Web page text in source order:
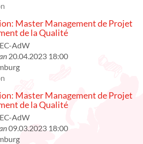
Master Management de Projet
de la Qualité
AdW
20.04.2023 18:00
Master Management de Projet
de la Qualité
AdW
09.03.2023 18:00